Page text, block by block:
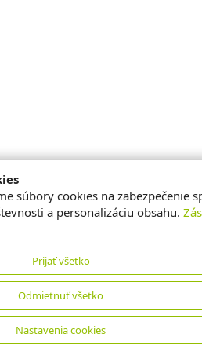
súbory cookies na zabezpečenie
a personalizáciu obsahu.
Prijať všetko
Odmietnuť všetko
Nastavenia cookies